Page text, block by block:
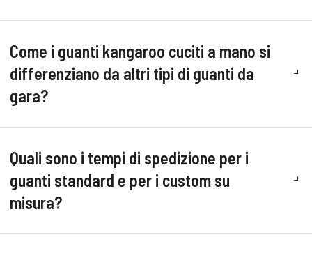
Come i guanti kangaroo cuciti a mano si
differenziano da altri tipi di guanti da
gara?
Quali sono i tempi di spedizione per i
guanti standard e per i custom su
misura?